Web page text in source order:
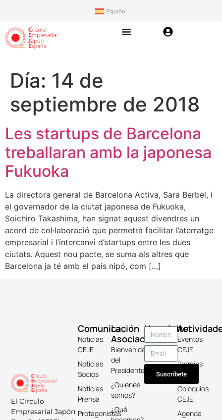
Español
Día: 14 de
septiembre de 2018
Les startups de Barcelona
treballaran amb la japonesa
Fukuoka
La directora general de Barcelona Activa, Sara Berbel, i
el governador de la ciutat japonesa de Fukuoka,
Soichiro Takashima, han signat aquest divendres un
acord de col·laboració que permetrà facilitar l’aterratge
empresarial i l’intercanvi d’startups entre les dues
ciutats. Aquest nou pacte, se suma als altres que
Barcelona ja té amb el país nipó, com […]
El Círculo
Empresarial Japón
La
Asociación
Bienvenida
del
Presidente
¿Quiénes
somos?
¿Qué
Comunicación
Noticias
CEJE
Noticias
Socios
Noticias
Prensa
Protagonistas
Eventos
CEJE
Premios
Keicho
Coloquios
CEJE
Agenda
Newsletter
Suscríbete